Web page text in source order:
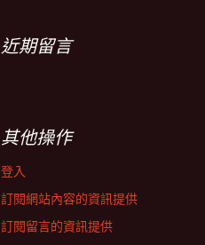
近期留言
其他操作
登入
訂閱網站內容的資訊提供
訂閱留言的資訊提供